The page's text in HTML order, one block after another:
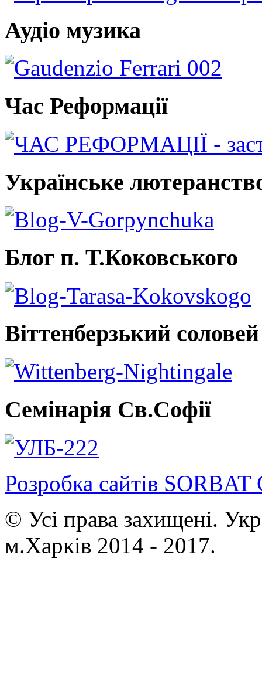
Аудіо музика
Час Реформації
Українське
Блог п. Т.Коковського
Віттенберзький соловей
Семінарія Св.Софії
Розробка сайтів SORBAT
© Усі права захищені.
м.Харків 2014 - 2017.